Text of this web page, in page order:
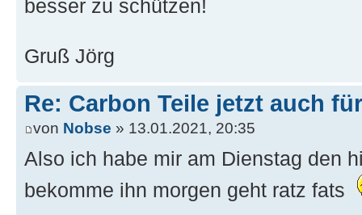
besser zu schützen!
Gruß Jörg
Re: Carbon Teile jetzt auch
von Nobse » 13.01.2021, 20:35
Also ich habe mir am Dienstag den
bekomme ihn morgen geht ratz fats